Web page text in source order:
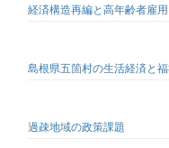
経済構造再編と高年齢者雇用
島根県五箇村の生活経済と
過疎地域の政策課題